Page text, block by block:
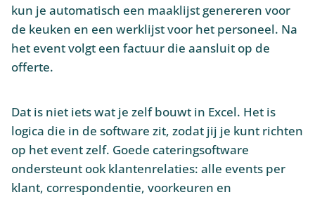
kun je automatisch een maaklijst genereren voor
de keuken en een werklijst voor het personeel. Na
het event volgt een factuur die aansluit op de
offerte.
Dat is niet iets wat je zelf bouwt in Excel. Het is
logica die in de software zit, zodat jij je kunt richten
op het event zelf. Goede cateringsoftware
ondersteunt ook klantenrelaties: alle events per
klant, correspondentie, voorkeuren en